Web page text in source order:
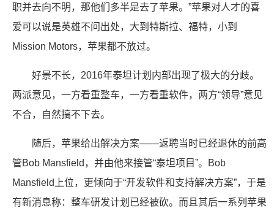
职并去向不明，那他们多半是去了苹果。”苹果对人才的喜
爱可以说是英雄不问出处，大到特斯拉、福特，小到
Mission Motors，苹果都不放过。
好景不长，2016年泰坦计划内部出现了极大的分歧。
两派意见，一方看重整车，一方看重软件，两方“领导”意见
不合，自然搞不下去。
随后，苹果给出解决方案——返聘当时已经退休的前高
管Bob Mansfield，并由他来接管“泰坦项目”。Bob
Mansfield上位，更倾向于“开发软件和支持解决方案”，于是
有新消息称：整车研发计划已经被砍。而且其后一系列苹果